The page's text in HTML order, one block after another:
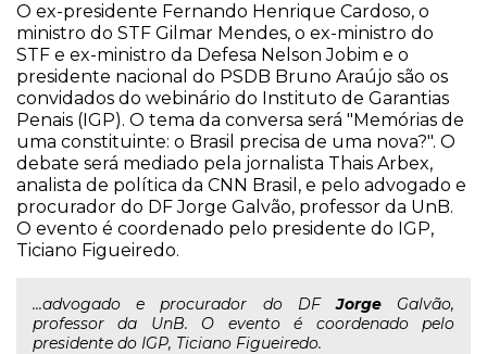
O ex-presidente Fernando Henrique Cardoso, o
ministro do STF Gilmar Mendes, o ex-ministro do
STF e ex-ministro da Defesa Nelson Jobim e o
presidente nacional do PSDB Bruno Araújo são os
convidados do webinário do Instituto de Garantias
Penais (IGP). O tema da conversa será "Memórias de
uma constituinte: o Brasil precisa de uma nova?". O
debate será mediado pela jornalista Thais Arbex,
analista de política da CNN Brasil, e pelo advogado e
procurador do DF Jorge Galvão, professor da UnB.
O evento é coordenado pelo presidente do IGP,
Ticiano Figueiredo.
...advogado e procurador do DFJorgeGalvão,
professor da UnB. O evento é coordenado pelo
presidente do IGP, Ticiano Figueiredo.